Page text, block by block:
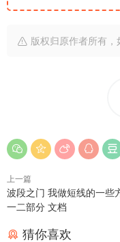
版权归原作者所有，
上一篇
波段之门 我做短线的一些
一二部分 文档
猜你喜欢